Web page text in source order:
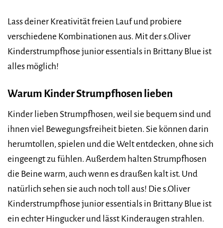
Lass deiner Kreativität freien Lauf und probiere
verschiedene Kombinationen aus. Mit der s.Oliver
Kinderstrumpfhose junior essentials in Brittany Blue ist
alles möglich!
Warum Kinder Strumpfhosen lieben
Kinder lieben Strumpfhosen, weil sie bequem sind und
ihnen viel Bewegungsfreiheit bieten. Sie können darin
herumtollen, spielen und die Welt entdecken, ohne sich
eingeengt zu fühlen. Außerdem halten Strumpfhosen
die Beine warm, auch wenn es draußen kalt ist. Und
natürlich sehen sie auch noch toll aus! Die s.Oliver
Kinderstrumpfhose junior essentials in Brittany Blue ist
ein echter Hingucker und lässt Kinderaugen strahlen.